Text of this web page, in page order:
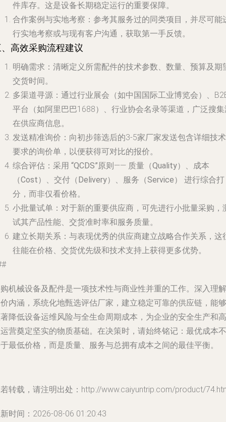
件库存。这是设备长期稳定运行的重要保障。
合作案例与实地考察 ：参考其服务过的同类项目，并尽可能
行实地考察或与现有客户沟通，获取第一手反馈。
高效采购流程建议
明确需求 ：清晰定义所需配件的技术参数、数量、预算及期
交货时间。
多渠道寻源 ：通过行业展会（如中国国际工业博览会）、
平台（如阿里巴巴1688）、行业协会名录等渠道，广泛搜
在供应商信息。
发送精准询价 ：向初步筛选后的3-5家厂家发送包含详细技术
要求的询价单，以便获得可对比的报价。
综合评估 ：采用 “QCDS”原则—— 质量（Quality）、成本
（Cost）、交付（Delivery）、服务（Service）
进行综合打
分，而非仅看价格。
小批量试单 ：对于新的重要供应商，可先进行小批量采购，
试其产品性能、交货准时率和服务质量。
建立长期关系 ：与表现优秀的供应商建立战略合作关系，这
往能在价格、交货优先级和技术支持上获得更多优势。
机械设备及配件是一项技术性与商业性并重的工作。深入理解
内涵，系统化地甄选评估厂家，建立稳定可靠的供应链，能够
降低设备运维风险与全生命周期成本，为企业的安全生产和高
营奠定坚实的物质基础。在决策时，请始终铭记：最优成本不
最低价格，而是质量、服务与总拥有成本之间的最佳平衡。
转载，请注明出处：http://www.caiyuntrip.com/product/
时间：2026-08-06 01:20:43